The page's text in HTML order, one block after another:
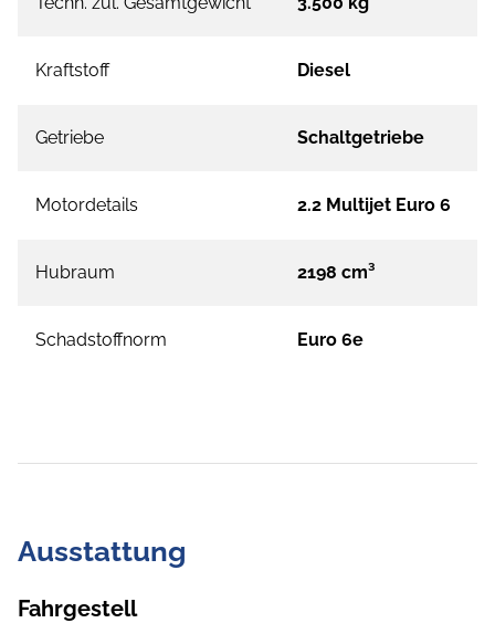
Kraftstoff Diesel
Getriebe Schaltgetriebe
Motordetails 2.2 Multijet Euro 6
Hubraum 2198 cm³
Schadstoffnorm Euro 6e
Ausstattung
Fahrgestell